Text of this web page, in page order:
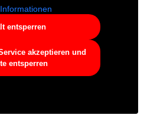
entsperren
akzeptieren und
entsperren